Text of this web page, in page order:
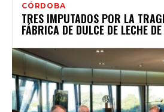
CÓRDOBA
TRES IMPUTADOS POR LA
FÁBRICA DE DULCE DE LECHE